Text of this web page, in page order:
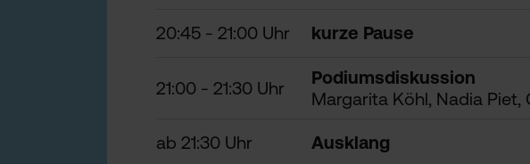
20:45 - 21:00 Uhr kurze Pause
21:00 - 21:30 Uhr
Podiumsdiskussion
Margarita Köhl, Nadia Piet,
ab 21:30 Uhr Ausklang